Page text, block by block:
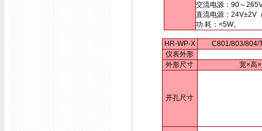
交流电源：90～
直流电源：24V±2V
功 耗：<5W。
HR-WP-X
C801/803/804/
仪表外形
外形尺寸
宽×高
开孔尺寸